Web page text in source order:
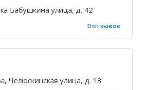
Бабушкина улица, д. 42
0 отзывов
Челюскинская улица, д. 13